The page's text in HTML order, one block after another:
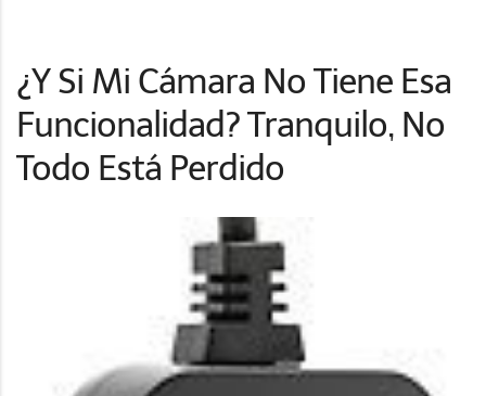
¿Y Si Mi Cámara No Tiene Esa
Funcionalidad? Tranquilo, No
Todo Está Perdido